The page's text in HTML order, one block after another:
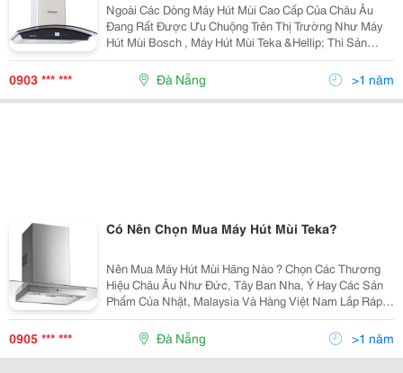
Ngoài Các Dòng Máy Hút Mùi Cao Cấp Của Châu Âu
Đang Rất Được Ưu Chuộng Trên Thị Trường Như Máy
Hút Mùi Bosch , Máy Hút Mùi Teka &Hellip; Thì Sản
Phẩm Hút Khử Mùi Của Taka Cũng Đang Được Nhiều
Chị Em Nội Trợ Việt Nam Tin Tưởng Và Sử Dụng. Taka
0903 *** *** Đà Nẵng >1 năm
Có Nên Chọn Mua Máy Hút Mùi Teka?
Nên Mua Máy Hút Mùi Hãng Nào ? Chọn Các Thương
Hiệu Châu Âu Như Đức, Tây Ban Nha, Ý Hay Các Sản
Phẩm Của Nhật, Malaysia Và Hàng Việt Nam Lắp Ráp?
Vâng, Thế Giới Máy Hút Mùi Có Vô Vàng Kiểu Dáng,
Thương Hiệu Và Giá Cả Khác Nhau Như Thế Nên Sẽ
Gây Khôn
0905 *** *** Đà Nẵng >1 năm